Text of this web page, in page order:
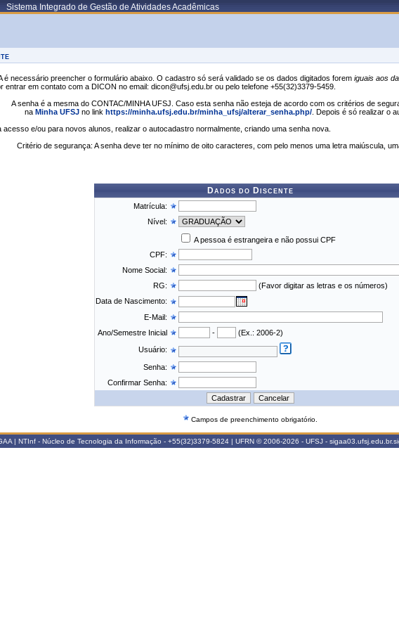
Sistema Integrado de Gestão de Atividades Acadêmicas
é necessário preencher o formulário abaixo. O cadastro só será validado se os dados digitados forem iguais aos
entrar em contato com a DICON no email: dicon@ufsj.edu.br ou pelo telefone +55(32)3379-5459.
A senha é a mesma do CONTAC/MINHA UFSJ. Caso esta senha não esteja de acordo com os critérios de
na Minha UFSJ no link https://minha.ufsj.edu.br/minha_ufsj/alterar_senha.php/ . Depois é só realizar o
para novos alunos, realizar o autocadastro normalmente, criando uma senha nova.
Critério de segurança: A senha deve ter no mínimo de oito caracteres, com pelo menos uma letra maiúscula,
Dados do Discente
Matrícula:
Nível:
A pessoa é estrangeira e não possui CPF
CPF:
Nome Social:
RG:
(Favor digitar as letras e os números)
Data de Nascimento:
E-Mail:
Ano/Semestre Inicial
-
(Ex.: 2006-2)
Usuário:
Senha:
Confirmar Senha:
Campos de preenchimento obrigatório.
| NTInf - Núcleo de Tecnologia da Informação - +55(32)3379-5824 | UFRN © 2006-2026 - UFSJ -